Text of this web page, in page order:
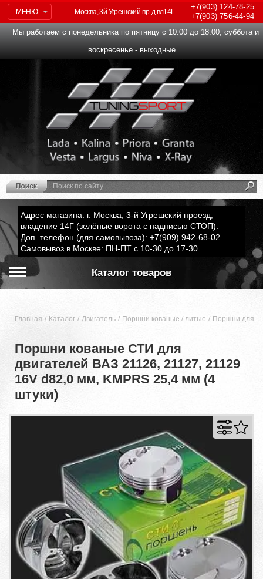
МЕНЮ
+7(903)124-78-25
+7(903)756-44-94
Москва, 3й Угрешский пр-д вл14Г
Мы работаем с понедельника по пятницу с 10:00 до 18:00, суббота и
воскресенье - выходные
Адрес магазина: г. Москва, 3-й Угрешский проезд,
владение 14Г (зелёные ворота с надписью СТОП).
Доп. телефон (для самовывоза): +7(909) 942-68-02.
Самовывоз в Москве: ПН-ПТ с 10-30 до 17-30.
Каталог товаров
Главная Каталог Двигатель Поршни кованые / литые Поршни для
Поршни кованые СТИ для
двигателей ВАЗ 21126, 21127, 21129
16V d82,0 мм, KMPRS 25,4 мм (4
штуки)